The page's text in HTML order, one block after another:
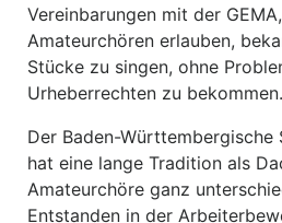
Vereinbarungen mit der
Amateurchören erlauben,
Stücke zu singen, ohne
Urheberrechten zu bekommen.
Der Baden-Württembergische
hat eine lange Tradition als
Amateurchöre ganz
Entstanden in der